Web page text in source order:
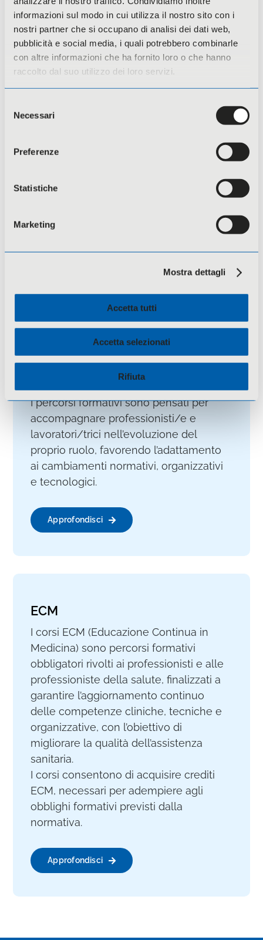
informazioni sul modo in cui utilizza il nostro sito con i
nostri partner che si occupano di analisi dei dati web,
pubblicità e social media, i quali potrebbero combinarle
con altre informazioni che ha fornito loro o che hanno
raccolto dal suo utilizzo dei loro servizi.
delNecessari
Preferenze
Statistiche
Marketing
Mostra dettagli
Accetta tutti
Accetta selezionati
Rifiuta
Compliance
I corsi compliance sono finalizzati a
garantire il rispetto delle normative,
delle procedure interne e dei principi
etici aziendali.
dirigenti, preposti e lavoratori/trici, con
individuali e aziendali, e corrette prassi
Formazione di sviluppo
La formazione professionalizzante è
finalizzata all’aggiornamento continuo
delle competenze e al consolidamento
delle conoscenze professionali nel
I percorsi formativi sono pensati per
accompagnare professionisti/e e
lavoratori/trici nell’evoluzione del
proprio ruolo, favorendo l’adattamento
ai cambiamenti normativi, organizzativi
e tecnologici.
Approfondisci
ECM
I corsi ECM (Educazione Continua in
Medicina) sono percorsi formativi
obbligatori rivolti ai professionisti e alle
professioniste della salute, finalizzati a
garantire l’aggiornamento continuo
delle competenze cliniche, tecniche e
organizzative, con l’obiettivo di
migliorare la qualità dell’assistenza
sanitaria.
I corsi consentono di acquisire crediti
ECM, necessari per adempiere agli
obblighi formativi previsti dalla
normativa.
Approfondisci